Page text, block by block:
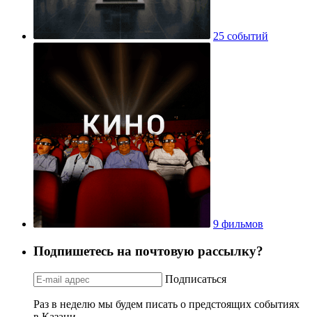
25 событий
9 фильмов
Подпишетесь на почтовую рассылку?
Подписаться
Раз в неделю мы будем писать о предстоящих событиях